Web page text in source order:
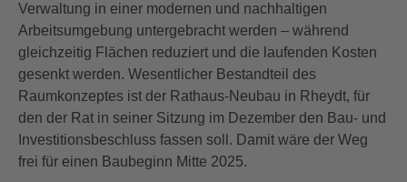
Verwaltung in einer modernen und nachhaltigen
Arbeitsumgebung untergebracht werden – während
gleichzeitig Flächen reduziert und die laufenden Kosten
gesenkt werden. Wesentlicher Bestandteil des
Raumkonzeptes ist der Rathaus-Neubau in Rheydt, für
den der Rat in seiner Sitzung im Dezember den Bau- und
Investitionsbeschluss fassen soll. Damit wäre der Weg
frei für einen Baubeginn Mitte 2025.